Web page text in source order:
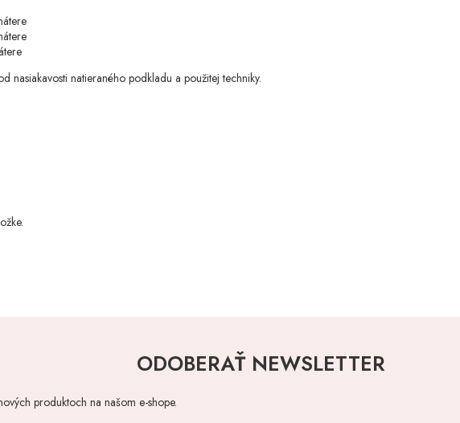
nasiakavosti natieraného podkladu a použitej techniky.
ODOBERAŤ NEWSLETTER
produktoch na našom e-shope.